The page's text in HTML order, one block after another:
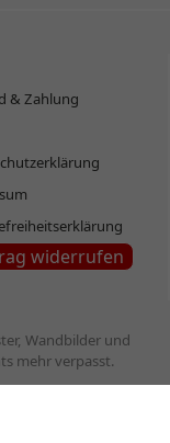
& Zahlung
widerrufen
Wandbilder und
mehr verpasst.